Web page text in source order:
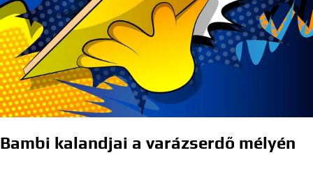
Bambi kalandjai a varázserdő mélyén